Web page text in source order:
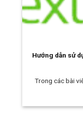
Hướng dẫn sử
Trong các bài